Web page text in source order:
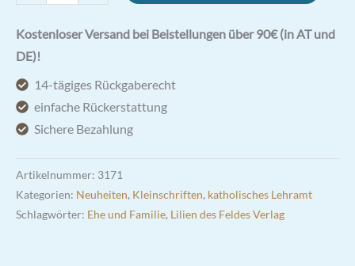
Hirtenwort
an
Brautleute
Menge
Kostenloser Versand bei Beistellungen über 90€ (in AT und
DE)!
14-tägiges Rückgaberecht
einfache Rückerstattung
Sichere Bezahlung
Artikelnummer: 3171
Kategorien: Neuheiten, Kleinschriften, katholisches Lehramt
Schlagwörter: Ehe und Familie, Lilien des Feldes Verlag